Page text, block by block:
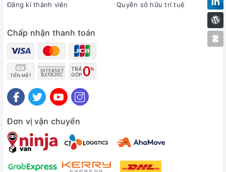
Đăng kí thành viên
Quyền sở hữu trí tuệ
Chấp nhận thanh toán
Đơn vị vận chuyển